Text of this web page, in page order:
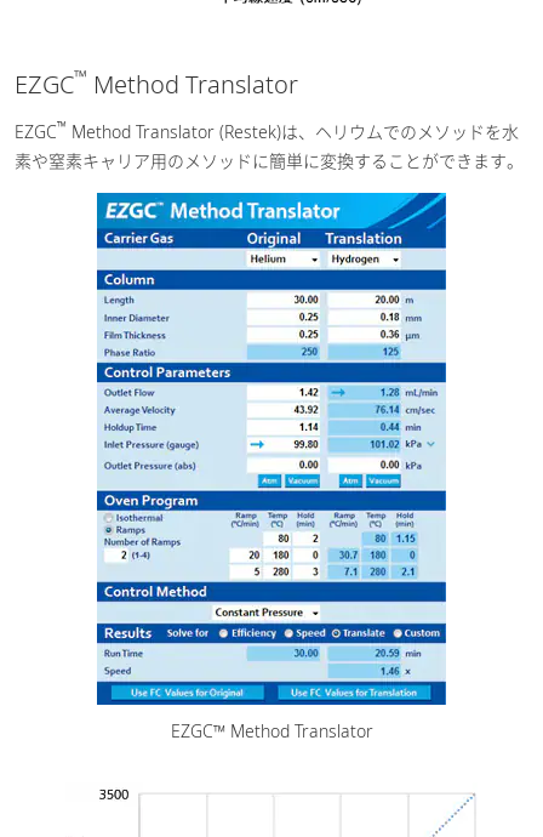
EZGC™ Method Translator
EZGC™ Method Translator (Restek)は、ヘリウムでのメソッドを水
素や窒素キャリア用のメソッドに簡単に変換することができます。
EZGC™ Method Translator